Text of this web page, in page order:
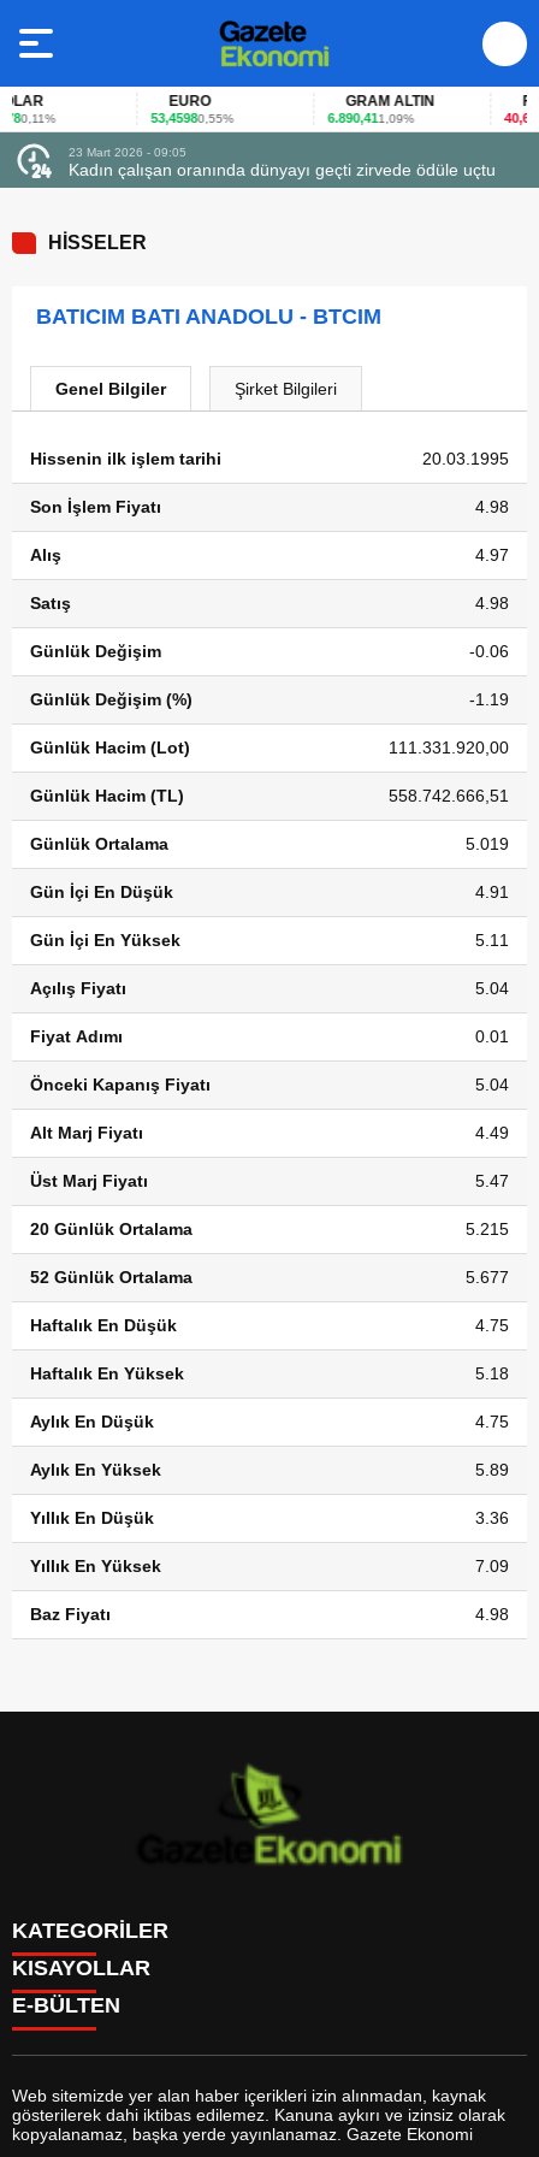
0,11%
EURO
53,45980,55%
GRAM ALTIN
6.890,411,09%
FAİZ
40,65-
23 Mart 2026 - 09:05
Kadın çalışan oranında dünyayı geçti zirvede ödüle uçtu
HİSSELER
BATICIM BATI ANADOLU - BTCIM
Genel Bilgiler Şirket Bilgileri
Hissenin ilk işlem tarihi 20.03.1995
Son İşlem Fiyatı 4.98
Alış 4.97
Satış 4.98
Günlük Değişim -0.06
Günlük Değişim (%) -1.19
Günlük Hacim (Lot) 111.331.920,00
Günlük Hacim (TL) 558.742.666,51
Günlük Ortalama 5.019
Gün İçi En Düşük 4.91
Gün İçi En Yüksek 5.11
Açılış Fiyatı 5.04
Fiyat Adımı 0.01
Önceki Kapanış Fiyatı 5.04
Alt Marj Fiyatı 4.49
Üst Marj Fiyatı 5.47
20 Günlük Ortalama 5.215
52 Günlük Ortalama 5.677
Haftalık En Düşük 4.75
Haftalık En Yüksek 5.18
Aylık En Düşük 4.75
Aylık En Yüksek 5.89
Yıllık En Düşük 3.36
Yıllık En Yüksek 7.09
Baz Fiyatı 4.98
KATEGORİLER
GÜNDEM
DÜNYA
SİYASET
MAGAZİN
SAĞLIK
EĞİTİM
YAŞAM
KISAYOLLAR
BURÇLAR
FİKSTÜR
FİRMA EKLE
FİRMA REHBERİ
E-BÜLTEN
gazeteekonomi.com e-bültenine abone olarak, tarafınıza haber,
Web sitemizde yer alan haber içerikleri izin alınmadan, kaynak
gösterilerek dahi iktibas edilemez. Kanuna aykırı ve izinsiz olarak
kopyalanamaz, başka yerde yayınlanamaz. Gazete Ekonomi